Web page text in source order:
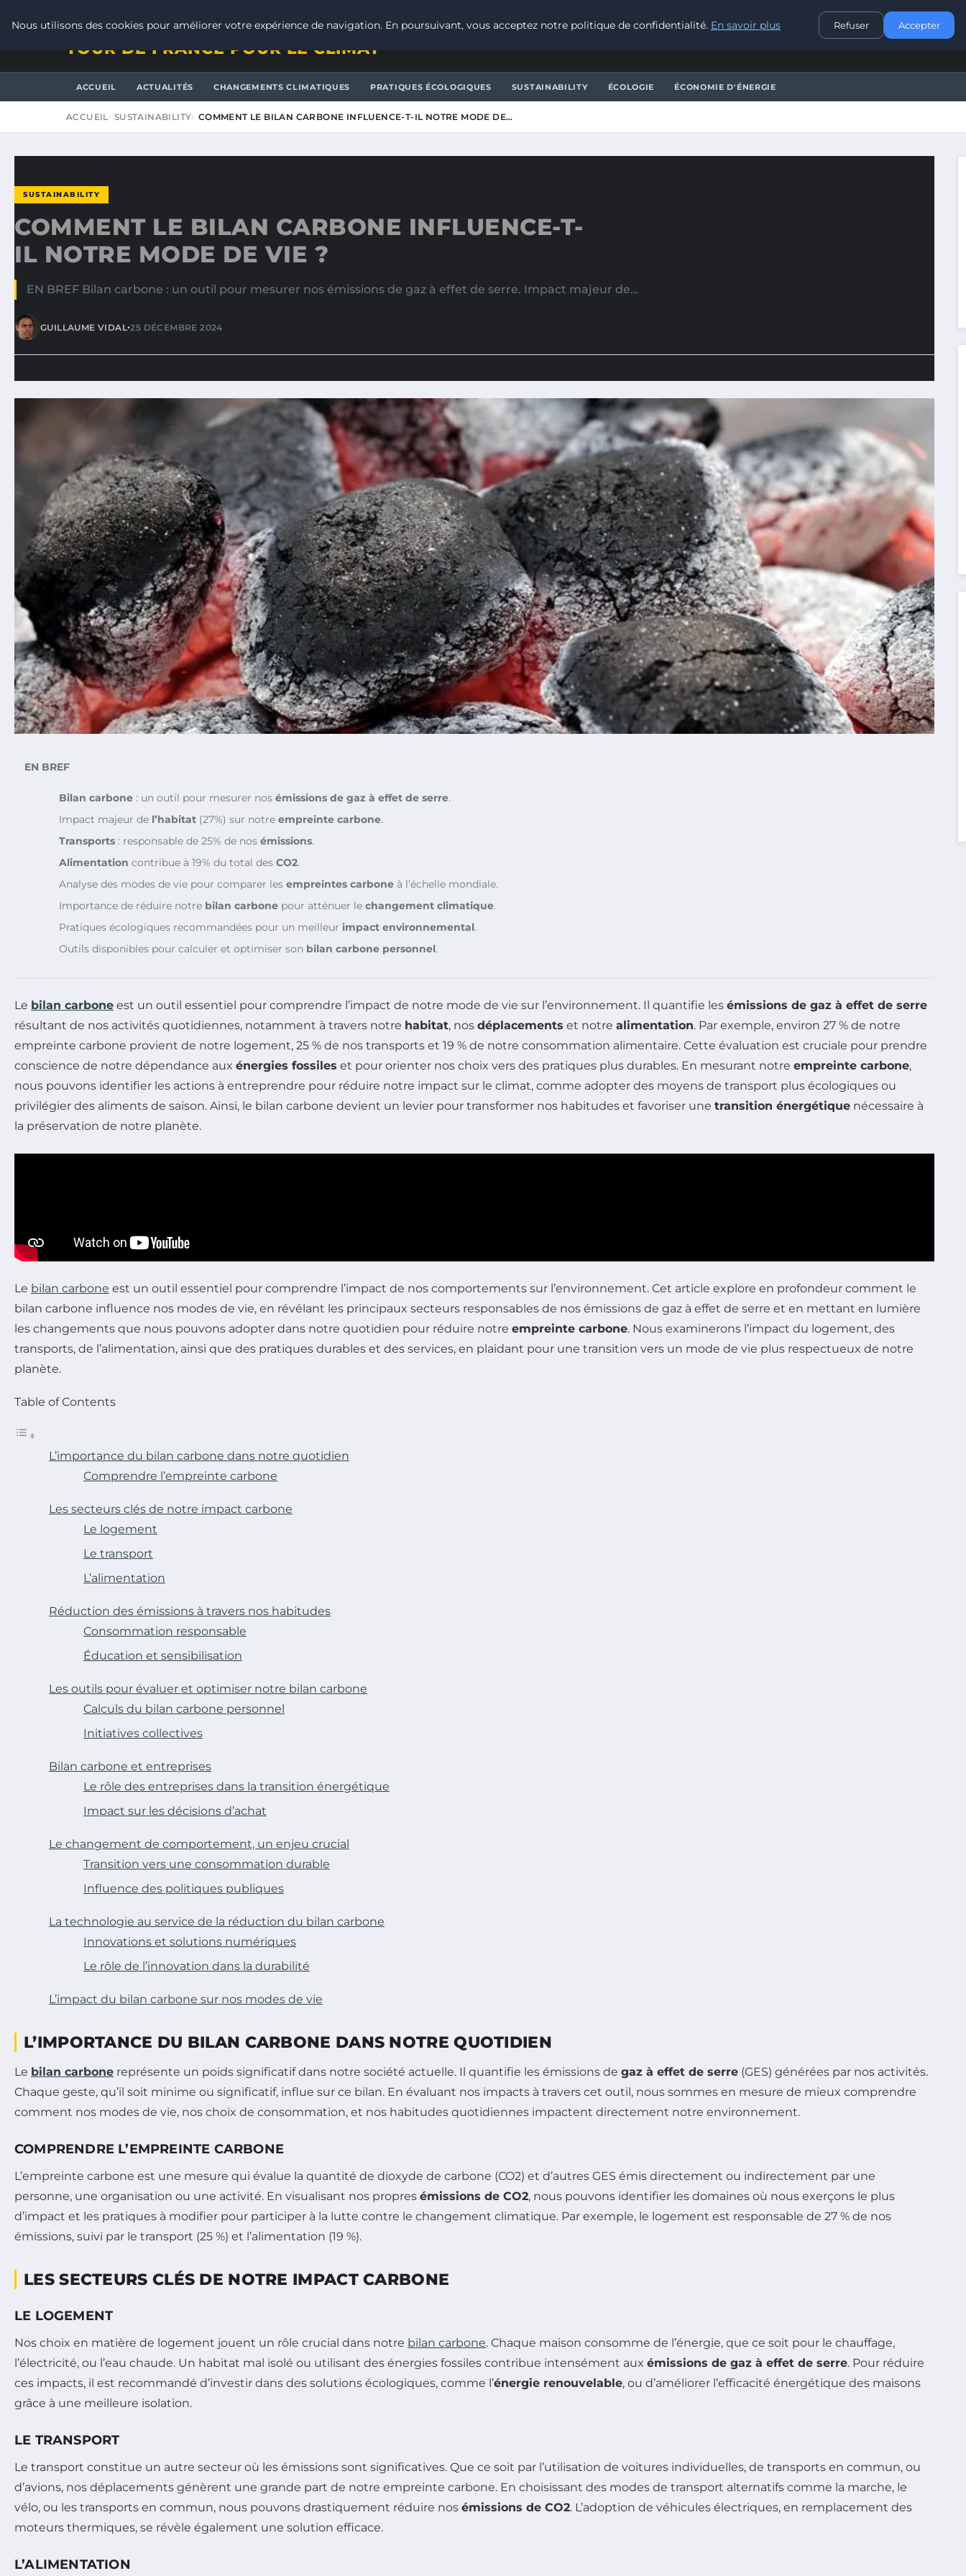
CONTACT
TOUR DE FRANCE POUR LE CLIMAT
ACCUEIL ACTUALITÉS CHANGEMENTS CLIMATIQUES PRATIQUES ÉCOLOGIQUES SUSTAINABILITY ÉCOLOGIE ÉCONOMIE D'ÉNERGIE
ACCUEIL SUSTAINABILITY COMMENT LE BILAN CARBONE INFLUENCE-T-IL NOTRE MODE DE…
SUSTAINABILITY
COMMENT LE BILAN CARBONE INFLUENCE-T-
IL NOTRE MODE DE VIE ?
EN BREF Bilan carbone : un outil pour mesurer nos émissions de gaz à effet de serre. Impact majeur de…
GUILLAUME VIDAL•25 DÉCEMBRE 2024
EN BREF
Bilan carbone : un outil pour mesurer nos émissions de gaz à effet de serre.
Impact majeur de l’habitat (27%) sur notre empreinte carbone.
Transports : responsable de 25% de nos émissions.
Alimentation contribue à 19% du total des CO2.
Analyse des modes de vie pour comparer les empreintes carbone à l’échelle mondiale.
Importance de réduire notre bilan carbone pour atténuer le changement climatique.
Pratiques écologiques recommandées pour un meilleur impact environnemental.
Outils disponibles pour calculer et optimiser son bilan carbone personnel.
Le bilan carbone est un outil essentiel pour comprendre l’impact de notre mode de vie sur l’environnement. Il quantifie les émissions de gaz à effet de serre
résultant de nos activités quotidiennes, notamment à travers notre habitat, nos déplacements et notre alimentation. Par exemple, environ 27 % de notre
empreinte carbone provient de notre logement, 25 % de nos transports et 19 % de notre consommation alimentaire. Cette évaluation est cruciale pour prendre
conscience de notre dépendance aux énergies fossiles et pour orienter nos choix vers des pratiques plus durables. En mesurant notre empreinte carbone,
nous pouvons identifier les actions à entreprendre pour réduire notre impact sur le climat, comme adopter des moyens de transport plus écologiques ou
privilégier des aliments de saison. Ainsi, le bilan carbone devient un levier pour transformer nos habitudes et favoriser une transition énergétique nécessaire à
la préservation de notre planète.
Le bilan carbone est un outil essentiel pour comprendre l’impact de nos comportements sur l’environnement. Cet article explore en profondeur comment le
bilan carbone influence nos modes de vie, en révélant les principaux secteurs responsables de nos émissions de gaz à effet de serre et en mettant en lumière
les changements que nous pouvons adopter dans notre quotidien pour réduire notre empreinte carbone. Nous examinerons l’impact du logement, des
transports, de l’alimentation, ainsi que des pratiques durables et des services, en plaidant pour une transition vers un mode de vie plus respectueux de notre
planète.
Table of Contents
L’importance du bilan carbone dans notre quotidien
Comprendre l’empreinte carbone
Les secteurs clés de notre impact carbone
Le logement
Le transport
L’alimentation
Réduction des émissions à travers nos habitudes
Consommation responsable
Éducation et sensibilisation
Les outils pour évaluer et optimiser notre bilan carbone
Calculs du bilan carbone personnel
Initiatives collectives
Bilan carbone et entreprises
Le rôle des entreprises dans la transition énergétique
Impact sur les décisions d’achat
Le changement de comportement, un enjeu crucial
Transition vers une consommation durable
Influence des politiques publiques
La technologie au service de la réduction du bilan carbone
Innovations et solutions numériques
Le rôle de l’innovation dans la durabilité
L’impact du bilan carbone sur nos modes de vie
L’IMPORTANCE DU BILAN CARBONE DANS NOTRE QUOTIDIEN
Le bilan carbone représente un poids significatif dans notre société actuelle. Il quantifie les émissions de gaz à effet de serre (GES) générées par nos activités.
Chaque geste, qu’il soit minime ou significatif, influe sur ce bilan. En évaluant nos impacts à travers cet outil, nous sommes en mesure de mieux comprendre
comment nos modes de vie, nos choix de consommation, et nos habitudes quotidiennes impactent directement notre environnement.
COMPRENDRE L’EMPREINTE CARBONE
L’empreinte carbone est une mesure qui évalue la quantité de dioxyde de carbone (CO2) et d’autres GES émis directement ou indirectement par une
personne, une organisation ou une activité. En visualisant nos propres émissions de CO2, nous pouvons identifier les domaines où nous exerçons le plus
d’impact et les pratiques à modifier pour participer à la lutte contre le changement climatique. Par exemple, le logement est responsable de 27 % de nos
émissions, suivi par le transport (25 %) et l’alimentation (19 %).
LES SECTEURS CLÉS DE NOTRE IMPACT CARBONE
LE LOGEMENT
Nos choix en matière de logement jouent un rôle crucial dans notre bilan carbone. Chaque maison consomme de l’énergie, que ce soit pour le chauffage,
l’électricité, ou l’eau chaude. Un habitat mal isolé ou utilisant des énergies fossiles contribue intensément aux émissions de gaz à effet de serre. Pour réduire
ces impacts, il est recommandé d’investir dans des solutions écologiques, comme l’énergie renouvelable, ou d’améliorer l’efficacité énergétique des maisons
grâce à une meilleure isolation.
LE TRANSPORT
Le transport constitue un autre secteur où les émissions sont significatives. Que ce soit par l’utilisation de voitures individuelles, de transports en commun, ou
d’avions, nos déplacements génèrent une grande part de notre empreinte carbone. En choisissant des modes de transport alternatifs comme la marche, le
vélo, ou les transports en commun, nous pouvons drastiquement réduire nos émissions de CO2. L’adoption de véhicules électriques, en remplacement des
moteurs thermiques, se révèle également une solution efficace.
L’ALIMENTATION
Nous utilisons des cookies pour améliorer votre expérience de navigation. En poursuivant, vous acceptez notre politique de confidentialité. En savoir plus Refuser Accepter